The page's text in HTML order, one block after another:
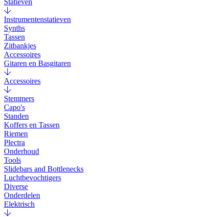
Statieven
Instrumentenstatieven
Synths
Tassen
Zitbankjes
Accessoires
Gitaren en Basgitaren
Accessoires
Stemmers
Capo's
Standen
Koffers en Tassen
Riemen
Plectra
Onderhoud
Tools
Slidebars and Bottlenecks
Luchtbevochtigers
Diverse
Onderdelen
Elektrisch